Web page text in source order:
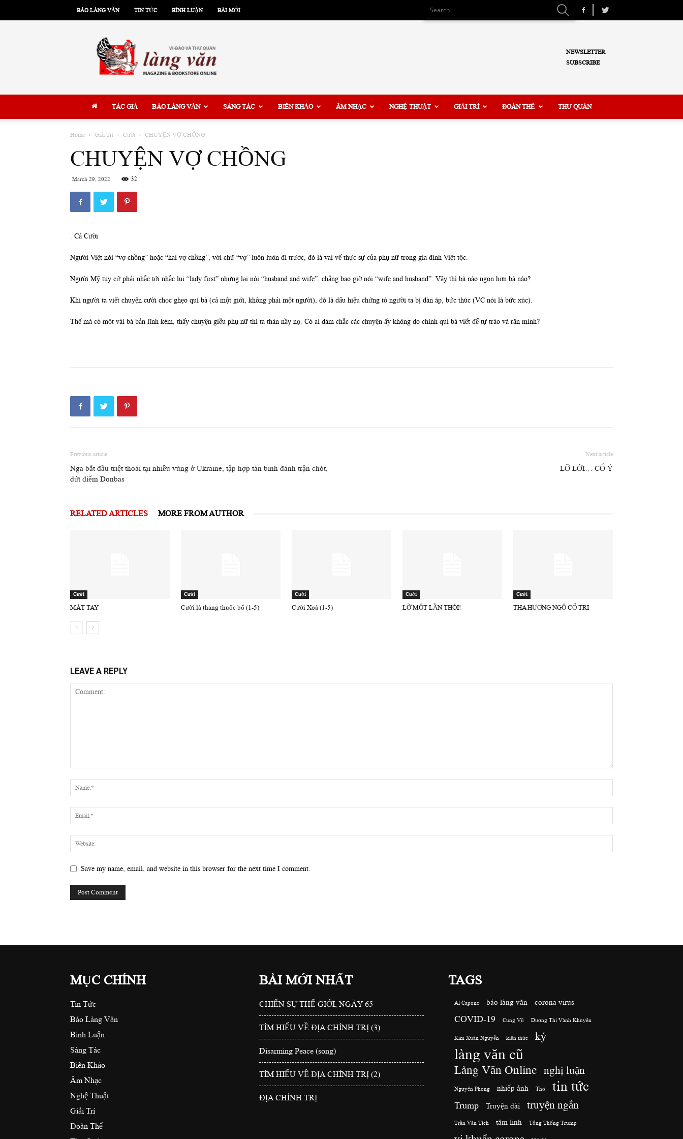
BÁO LÀNG VĂN TIN TỨC BÌNH LUẬN BÀI MỚI
Văn
NEWSLETTER
SUBSCRIBE
TÁC GIẢ BÁO LÀNG VĂN SÁNG TÁC BIÊN KHẢO ÂM NHẠC NGHỆ THUẬT GIẢI TRÍ ĐOÀN THỂ THƯ QUÁN
Home Giải Trí Cười CHUYỆN VỢ CHỒNG
CHUYỆN VỢ CHỒNG
March 29, 2022 32
. Cả Cười
Người Việt nói “vợ chồng” hoặc “hai vợ chồng”, với chữ “vợ” luôn luôn đi trước, đó là vai vế thực sự của phụ nữ trong gia đình Việt tộc.
Người Mỹ tuy cứ phải nhắc tới nhắc lui “lady first” nhưng lại nói “husband and wife”, chẳng bao giờ nói “wife and husband”. Vậy thì bà nào ngon hơn bà nào?
Khi người ta viết chuyện cười chọc ghẹo quí bà (cả một giới, không phải một người), đó là dấu hiệu chứng tỏ người ta bị đàn áp, bức thúc (VC nói là bức xúc).
Thế mà có một vài bà bản lĩnh kém, thấy chuyện giễu phụ nữ thì ta thán nầy nọ. Có ai dám chắc các chuyện ấy không do chính quí bà viết để tự trào và răn mình?
Previous article
Nga bắt đầu triệt thoái tại nhiều vùng ở Ukraine, tập hợp tàn binh đánh trận chót,
dứt điểm Donbas
Next article
LỠ LỜI… CỐ Ý
RELATED ARTICLES MORE FROM AUTHOR
Cười
MÁT TAY
Cười
Cười là thang thuốc bổ (1-5)
Cười
Cười Xoà (1-5)
Cười
LỠ MỘT LẦN THÔI!
Cười
THA HƯƠNG NGỘ CỐ TRI
LEAVE A REPLY
Save my name, email, and website in this browser for the next time I comment.
MỤC CHÍNH
Tin Tức
Báo Làng Văn
Bình Luận
Sáng Tác
Biên Khảo
Âm Nhạc
Nghệ Thuật
Giải Trí
Đoàn Thể
BÀI MỚI NHẤT
CHIẾN SỰ THẾ GIỚI, NGÀY 65
TÌM HIỂU VỀ ĐỊA CHÍNH TRỊ (3)
Disarming Peace (song)
TÌM HIỂU VỀ ĐỊA CHÍNH TRỊ (2)
ĐỊA CHÍNH TRỊ
TAGS
Al Capone báo làng văn corona virus
COVID-19 Cung Vũ Dương Thị Vành Khuyên
Kim Xuân Nguyễn kiến thức ký
làng văn cũ
Làng Văn Online nghị luận
Nguyên Phong nhiếp ảnh Thơ tin tức
Trump Truyện dài truyện ngắn
Trần Văn Tích tâm linh Tổng Thống Trump